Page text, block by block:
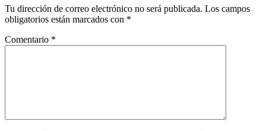
Tu dirección de correo electrónico no será publicada. Los campos
obligatorios están marcados con *
Comentario *